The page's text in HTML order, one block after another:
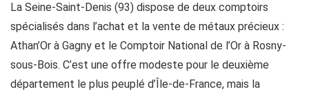
La Seine-Saint-Denis (93) dispose de deux comptoirs
spécialisés dans l’achat et la vente de métaux précieux :
Athan’Or à Gagny et le Comptoir National de l’Or à Rosny-
sous-Bois. C’est une offre modeste pour le deuxième
département le plus peuplé d’Île-de-France, mais la